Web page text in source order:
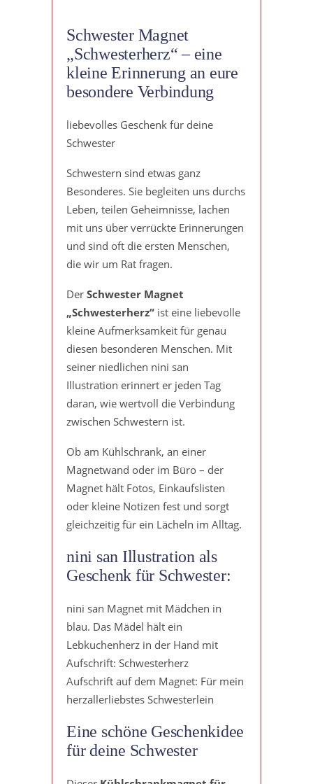
Schwester Magnet
„Schwesterherz“ – eine
kleine Erinnerung an eure
besondere Verbindung
liebevolles Geschenk für deine
Schwester
Schwestern sind etwas ganz
Besonderes. Sie begleiten uns durchs
Leben, teilen Geheimnisse, lachen
mit uns über verrückte Erinnerungen
und sind oft die ersten Menschen,
die wir um Rat fragen.
Der Schwester Magnet
„Schwesterherz“ ist eine liebevolle
kleine Aufmerksamkeit für genau
diesen besonderen Menschen. Mit
seiner niedlichen nini san
Illustration erinnert er jeden Tag
daran, wie wertvoll die Verbindung
zwischen Schwestern ist.
Ob am Kühlschrank, an einer
Magnetwand oder im Büro – der
Magnet hält Fotos, Einkaufslisten
oder kleine Notizen fest und sorgt
gleichzeitig für ein Lächeln im Alltag.
nini san Illustration als
Geschenk für Schwester:
nini san Magnet mit Mädchen in
blau. Das Mädel hält ein
Lebkuchenherz in der Hand mit
Aufschrift: Schwesterherz
Aufschrift auf dem Magnet: Für mein
herzallerliebstes Schwesterlein
Eine schöne Geschenkidee
für deine Schwester